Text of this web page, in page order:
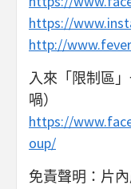
https://
http://
入來「限制區
喎）
https://
oup/
免責聲明：片